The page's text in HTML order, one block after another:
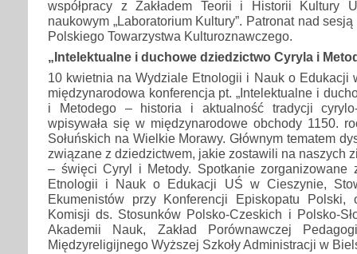
współpracy z Zakładem Teorii i Historii Kultury
naukowym „Laboratorium Kultury”. Patronat nad sesją
Polskiego Towarzystwa Kulturoznawczego.
„Intelektualne i duchowe dziedzictwo Cyryla i
10 kwietnia na Wydziale Etnologii i Nauk o Edukacji
międzynarodowa konferencja pt. „Intelektualne i
i Metodego – historia i aktualność tradycji cyrylo-
wpisywała się w międzynarodowe obchody 1150.
Sołuńskich na Wielkie Morawy. Głównym tematem
związane z dziedzictwem, jakie zostawili na naszych
– święci Cyryl i Metody. Spotkanie zorganizowane
Etnologii i Nauk o Edukacji UŚ w Cieszynie,
Ekumenistów przy Konferencji Episkopatu Polski,
Komisji ds. Stosunków Polsko-Czeskich i Polsko-
Akademii Nauk, Zakład Porównawczej
Międzyreligijnego Wyższej Szkoły Administracji w